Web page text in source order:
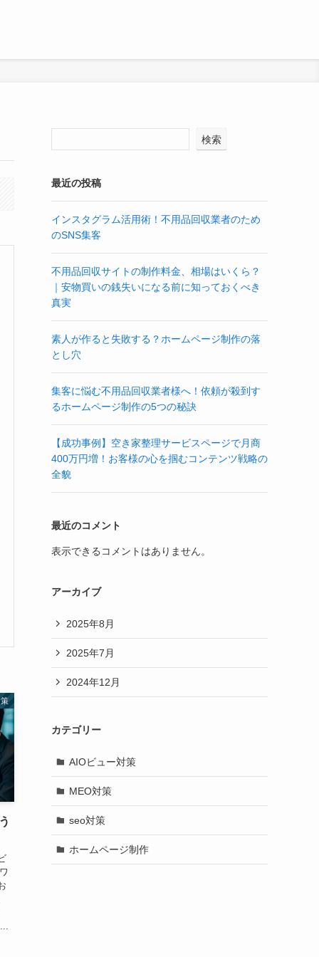
検索
最近の投稿
インスタグラム活用術！不用品回収業者のため
のSNS集客
不用品回収サイトの制作料金、相場はいくら？
｜安物買いの銭失いになる前に知っておくべき
真実
素人が作ると失敗する？ホームページ制作の落
とし穴
集客に悩む不用品回収業者様へ！依頼が殺到す
るホームページ制作の5つの秘訣
【成功事例】空き家整理サービスページで月商
400万円増！お客様の心を掴むコンテンツ戦略の
全貌
最近のコメント
表示できるコメントはありません。
アーカイブ
2025年8月
2025年7月
2024年12月
カテゴリー
AIOビュー対策
MEO対策
seo対策
ホームページ制作